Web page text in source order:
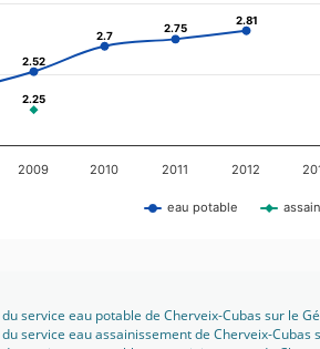
2.52
2.52
2.7
2.7
2.75
2.75
2.81
2.81
2.25
2.25
eau potable
2009 2010 2011 2012
service eau potable de Cherveix-Cubas sur le
service eau assainissement de Cherveix-Cubas